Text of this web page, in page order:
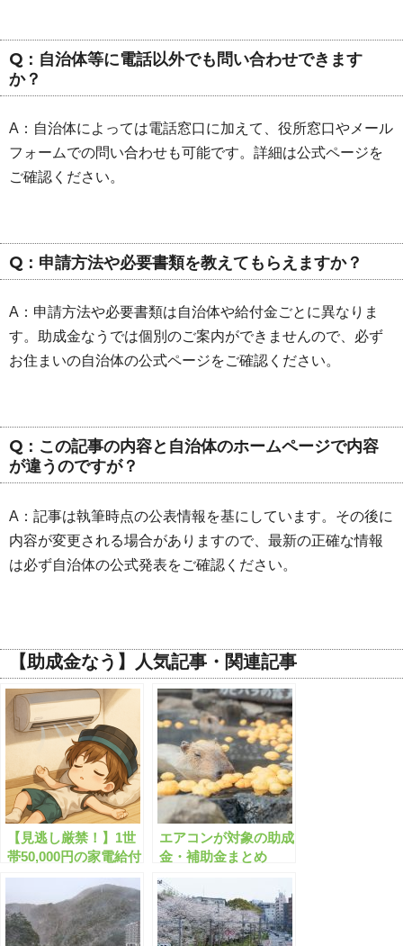
Q：自治体等に電話以外でも問い合わせできます
か？
A：自治体によっては電話窓口に加えて、役所窓口やメール
フォームでの問い合わせも可能です。詳細は公式ページを
ご確認ください。
Q：申請方法や必要書類を教えてもらえますか？
A：申請方法や必要書類は自治体や給付金ごとに異なりま
す。助成金なうでは個別のご案内ができませんので、必ず
お住まいの自治体の公式ページをご確認ください。
Q：この記事の内容と自治体のホームページで内容
が違うのですが？
A：記事は執筆時点の公表情報を基にしています。その後に
内容が変更される場合がありますので、最新の正確な情報
は必ず自治体の公式発表をご確認ください。
【助成金なう】人気記事・関連記事
【見逃し厳禁！】1世
帯50,000円の家電給付
金あります！
エアコンが対象の助成
金・補助金まとめ
2025年冬Ver.【節電対
策】